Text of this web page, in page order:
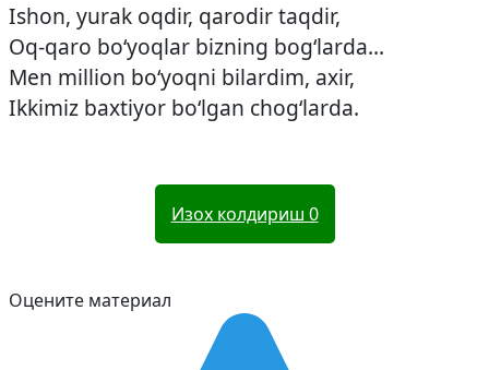
Ishon, yurak oqdir, qarodir taqdir,
Oq-qaro bo‘yoqlar bizning bog‘larda…
Men million bo‘yoqni bilardim, axir,
Ikkimiz baxtiyor bo‘lgan chog‘larda.
Изох колдириш 0
Оцените материал